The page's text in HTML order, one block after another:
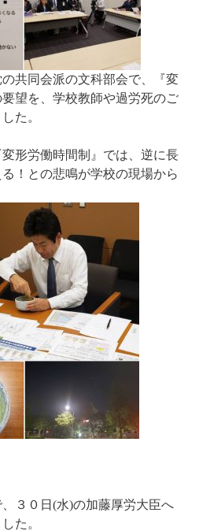
共同会派の文科部会で、『変
望を、学校教師や過労死のご
た。
形労働時間制』では、逆に長
！との悲鳴が学校の現場から
３０日(水)の加藤厚労大臣へ
た。